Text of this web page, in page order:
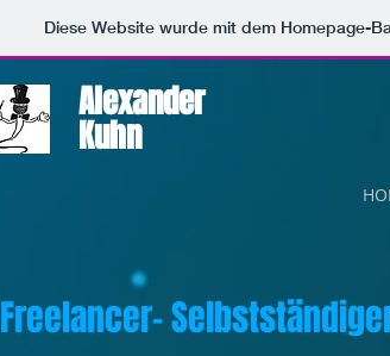
Diese Website wurde mit dem Homepage-
Alexander
Kuhn
Freelancer-